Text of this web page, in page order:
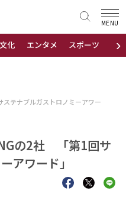
›
化 エンタメ スポーツ 地域
MENU
テナブルガストロノミーアワー
の2社 「第1回サ
アワード」